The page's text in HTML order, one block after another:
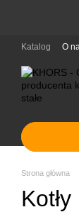
Katalog O
Strona główna